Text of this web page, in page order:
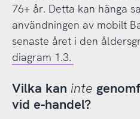
76+ år. Detta kan hänga
användningen av mobilt
senaste året i den
diagram 1.3.
Vilka kan inte
vid e-handel?